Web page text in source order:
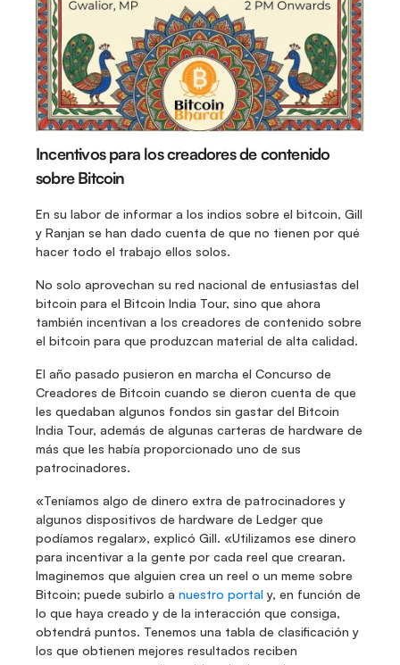
Incentivos para los creadores de contenido
sobre Bitcoin
En su labor de informar a los indios sobre el bitcoin, Gill
y Ranjan se han dado cuenta de que no tienen por qué
hacer todo el trabajo ellos solos.
No solo aprovechan su red nacional de entusiastas del
bitcoin para el Bitcoin India Tour, sino que ahora
también incentivan a los creadores de contenido sobre
el bitcoin para que produzcan material de alta calidad.
El año pasado pusieron en marcha el Concurso de
Creadores de Bitcoin cuando se dieron cuenta de que
les quedaban algunos fondos sin gastar del Bitcoin
India Tour, además de algunas carteras de hardware de
más que les había proporcionado uno de sus
patrocinadores.
«Teníamos algo de dinero extra de patrocinadores y
algunos dispositivos de hardware de Ledger que
podíamos regalar», explicó Gill. «Utilizamos ese dinero
para incentivar a la gente por cada reel que crearan.
Imaginemos que alguien crea un reel o un meme sobre
Bitcoin; puede subirlo a nuestro portal y, en función de
lo que haya creado y de la interacción que consiga,
obtendrá puntos. Tenemos una tabla de clasificación y
los que obtienen mejores resultados reciben